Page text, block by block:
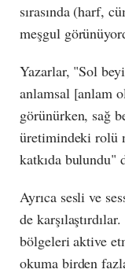
sırasında (harf,
meşgul
Yazarlar, "Sol
anlamsal [anlam
görünürken, sağ
üretimindeki rolü
katkıda bulundu"
Ayrıca sesli ve
de
bölgeleri aktive
okuma birden